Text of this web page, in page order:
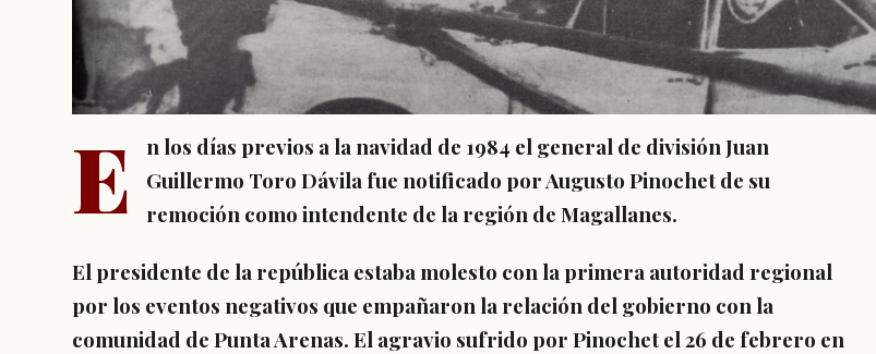
E
n los días previos a la navidad de 1984 el general de división Juan
Guillermo Toro Dávila fue notificado por Augusto Pinochet de su
remoción como intendente de la región de Magallanes.
El presidente de la república estaba molesto con la primera autoridad regional
por los eventos negativos que empañaron la relación del gobierno con la
comunidad de Punta Arenas. El agravio sufrido por Pinochet el 26 de febrero en